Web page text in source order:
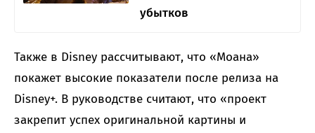
убытков
Также в Disney рассчитывают, что «Моана»
покажет высокие показатели после релиза на
Disney+. В руководстве считают, что «проект
закрепит успех оригинальной картины и